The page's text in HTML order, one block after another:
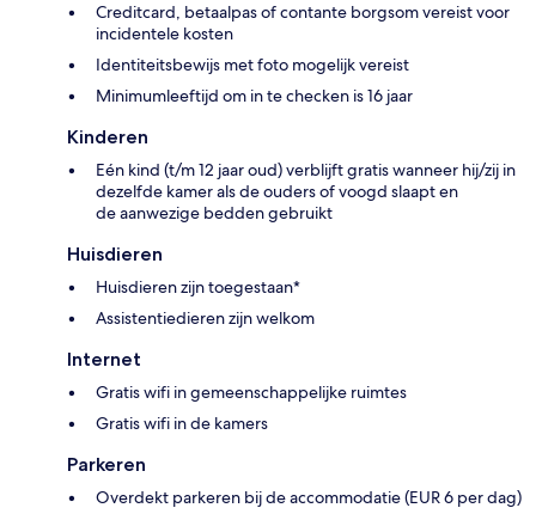
Creditcard, betaalpas of contante borgsom vereist voor
incidentele kosten
Identiteitsbewijs met foto mogelijk vereist
Minimumleeftijd om in te checken is 16 jaar
Kinderen
Eén kind (t/m 12 jaar oud) verblijft gratis wanneer hij/zij in
dezelfde kamer als de ouders of voogd slaapt en
de aanwezige bedden gebruikt
Huisdieren
Huisdieren zijn toegestaan*
Assistentiedieren zijn welkom
Internet
Gratis wifi in gemeenschappelijke ruimtes
Gratis wifi in de kamers
Parkeren
Overdekt parkeren bij de accommodatie (EUR 6 per dag)